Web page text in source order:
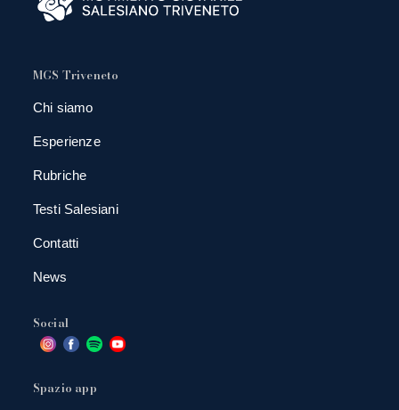
MGS Triveneto
Chi siamo
Esperienze
Rubriche
Testi Salesiani
Contatti
News
Social
Spazio app